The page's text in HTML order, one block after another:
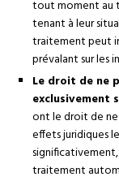
tout moment au
tenant à leur
traitement peut
prévalant sur les
Le droit de ne
exclusivement
ont le droit de ne
effets juridiques
traitement